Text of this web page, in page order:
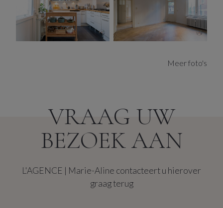
van een inpandige autostaanplaats (HP: 110€/maand)
Ideaal voor co-housing.
Het warme visgraatparket, de talrijke erkers, hoge
appartement met authentiek karakter vindt u
Openbaar vervoer, verschillende winkels, gezellige
resto’s en het stadscentrum zijn binnen handbereik.
Meer foto's
VRAAG UW
BEZOEK AAN
L'AGENCE | Marie-Aline contacteert u hierover
graag terug